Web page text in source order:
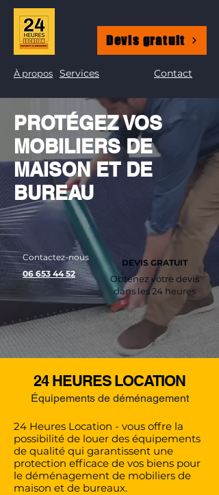
Devis gratuit
À propos Services Contact
PROTÉGEZ VOS
MOBILIERS DE
MAISON ET DE
BUREAU
Contactez-nous
06 653 44 52
Obtenez votre devis
dans les 24 heures
DEVIS GRATUIT
24 HEURES LOCATION
Équipements de déménagement
24 Heures Location - vous offre la
possibilité de louer des équipements
de qualité qui garantissent une
protection efficace de vos biens pour
le déménagement de mobiliers de
maison et de bureaux.